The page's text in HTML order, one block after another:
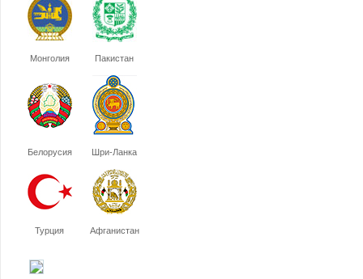
Монголия Пакистан
Белорусия Шри-Ланка
Турция Афганистан